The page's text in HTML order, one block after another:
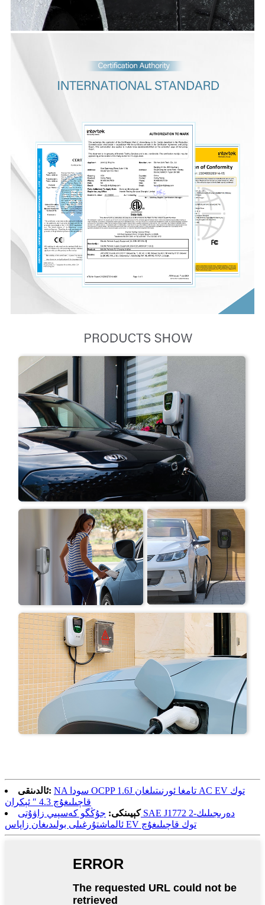
ئالدىنقى: NA سودا OCPP 1.6J تامغا ئورنىتىلغان AC EV توك
قاچىلىغۇچ 4.3 ″ ئېكران
كېيىنكى: جۇڭگو كەسپىي زاۋۇتى SAE J1772 2-دەرىجىلىك
ئالماشتۇرغىلى بولىدىغان زاپاس EV توك قاچىلىغۇچ